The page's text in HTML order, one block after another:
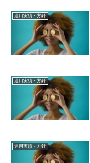
運用実績・方針
運用実績・方針
運用実績・方針